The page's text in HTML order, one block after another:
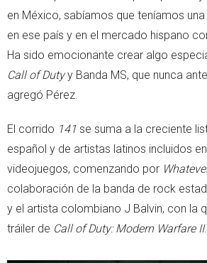
en México, sabíamos que teníamos
en ese país y en el mercado hispano
Ha sido emocionante crear algo
Call of Dutyy Banda MS, que nunca
agregó Pérez.
El corrido 141 se suma a la creciente
español y de artistas latinos incluidos
videojuegos, comenzando por
colaboración de la banda de rock
y el artista colombiano J Balvin, con la
tráiler de Call of Duty: Modern Warfare II.